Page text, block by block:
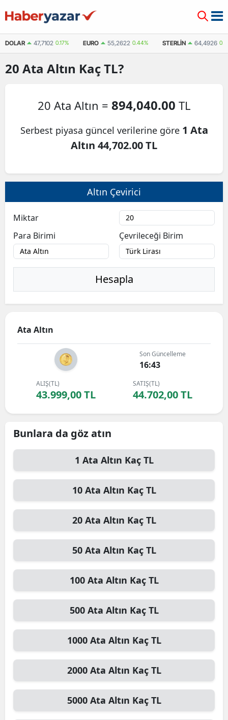
DOLAR 47,7102 0.17% EURO 55,2622 0.44% STERLIN 64,4926
20 Ata Altın Kaç TL?
20 Ata Altın = 894,040.00 TL
Serbest piyasa güncel verilerine göre 1 Ata
Altın 44,702.00 TL
Altın Çevirici
Miktar
Para Birimi
Çevrileceği Birim
Hesapla
Ata Altın
Son Güncelleme
16:43
ALIŞ(TL)
43.999,00 TL
SATIŞ(TL)
44.702,00 TL
Bunlara da göz atın
1 Ata Altın Kaç TL
10 Ata Altın Kaç TL
20 Ata Altın Kaç TL
50 Ata Altın Kaç TL
100 Ata Altın Kaç TL
500 Ata Altın Kaç TL
1000 Ata Altın Kaç TL
2000 Ata Altın Kaç TL
5000 Ata Altın Kaç TL